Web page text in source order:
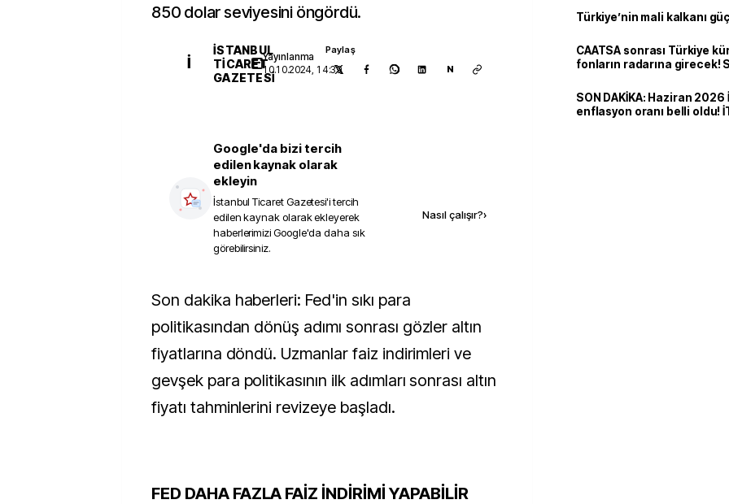
850 dolar seviyesini öngördü.
İ
İSTANBUL
TICARET
GAZETESI
Yayınlanma
10.10.2024, 14:39
Paylaş
N
Google'da bizi tercih
edilen kaynak olarak
ekleyin
İstanbul Ticaret Gazetesi'i tercih
edilen kaynak olarak ekleyerek
haberlerimizi Google'da daha sık
görebilirsiniz.
Nasıl çalışır?›
Son dakika haberleri: Fed'in sıkı para
politikasından dönüş adımı sonrası gözler altın
fiyatlarına döndü. Uzmanlar faiz indirimleri ve
gevşek para politikasının ilk adımları sonrası altın
fiyatı tahminlerini revizeye başladı.
FED DAHA FAZLA FAİZ İNDİRİMİ YAPABİLİR
Türkiye’nin mali kalkanı
CAATSA sonrası Türkiye
fonların radarına girecek!
SON DAKİKA: Haziran 2026
enflasyon oranı belli oldu!